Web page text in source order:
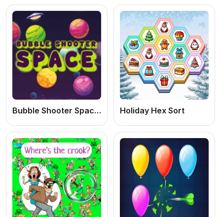
Bubble Shooter Space: Jogo de Estourar Bolhas Online Grátis no Espaço Holiday Hex Sort